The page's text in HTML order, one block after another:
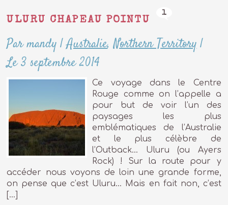
ULURU CHAPEAU POINTU
1
Par mandy |Australie,Northern Territory|
Le 3 septembre 2014
Ce voyage dans le Centre
Rouge comme on l’appelle a
pour but de voir l’un des
paysages les plus
emblématiques de l’Australie
et le plus célèbre de
l’Outback… Uluru (ou Ayers
Rock) ! Sur la route pour y
accéder nous voyons de loin une grande forme,
on pense que c’est Uluru… Mais en fait non, c’est
[…]